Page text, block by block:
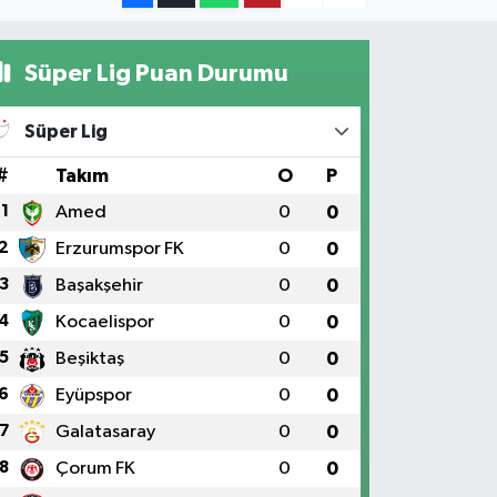
Süper Lig Puan Durumu
Süper Lig
Takım O P
1 Amed 0 0
Erzurumspor FK 0 0
3 Başakşehir 0 0
Kocaelispor 0 0
5 Beşiktaş 0 0
Eyüpspor 0 0
7 Galatasaray 0 0
8 Çorum FK 0 0